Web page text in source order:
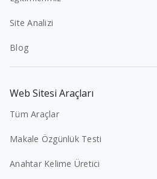
Site Analizi
Blog
Web Sitesi Araçları
Tüm Araçlar
Makale Özgünlük Testi
Anahtar Kelime Üretici